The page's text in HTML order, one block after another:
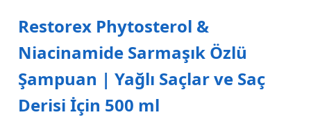
Restorex Phytosterol &
Niacinamide Sarmaşık Özlü
Şampuan | Yağlı Saçlar ve Saç
Derisi İçin 500 ml